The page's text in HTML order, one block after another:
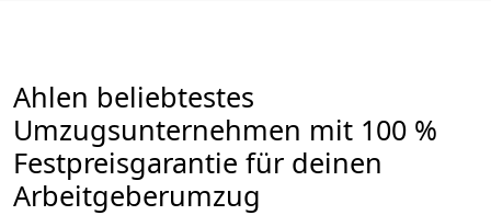
Ahlen beliebtestes
Umzugsunternehmen mit 100 %
Festpreisgarantie für deinen
Arbeitgeberumzug